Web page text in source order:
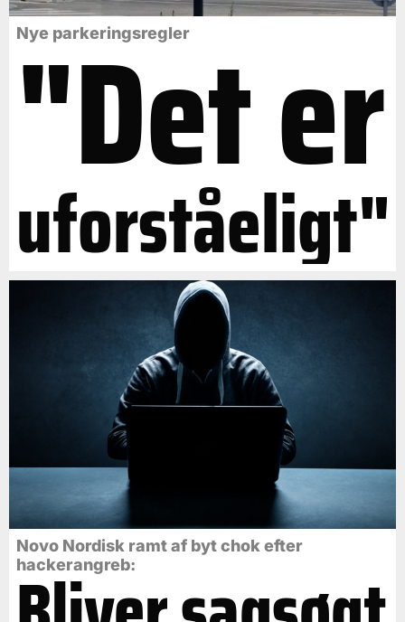
Nye parkeringsregler
"Det er
uforståeligt"
Novo Nordisk ramt af byt chok efter
hackerangreb: